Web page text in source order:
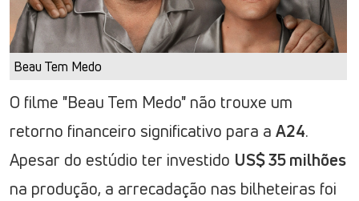
Beau Tem Medo
O filme "Beau Tem Medo" não trouxe um
retorno financeiro significativo para a A24.
Apesar do estúdio ter investido US$ 35 milhões
na produção, a arrecadação nas bilheteiras foi